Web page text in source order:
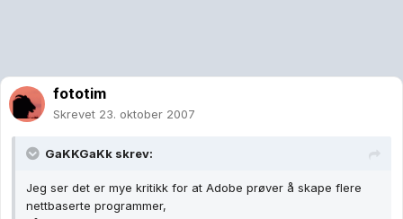
fototim
Skrevet 23. oktober 2007
GaKKGaKk skrev:
Jeg ser det er mye kritikk for at Adobe prøver å skape flere
nettbaserte programmer,